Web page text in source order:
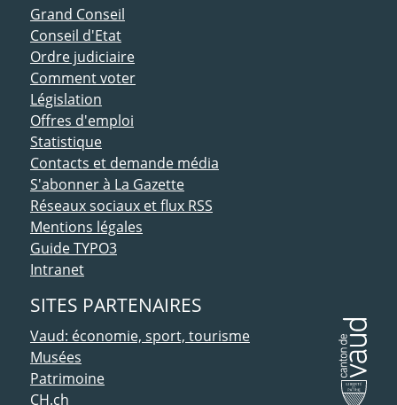
ACCÈS DIRECT
Grand Conseil
Conseil d'Etat
Ordre judiciaire
Comment voter
Législation
Offres d'emploi
Statistique
Contacts et demande média
S'abonner à La Gazette
Réseaux sociaux et flux RSS
Mentions légales
Guide TYPO3
Intranet
SITES PARTENAIRES
Vaud: économie, sport, tourisme
Musées
Patrimoine
CH.ch